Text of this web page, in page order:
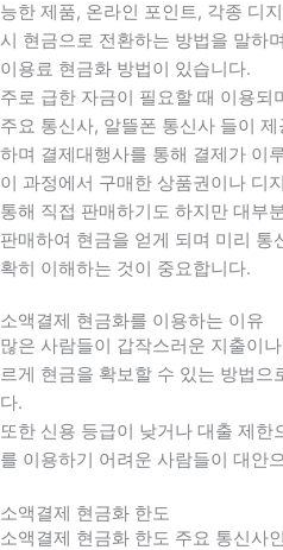
능한 제품, 온라인 포인트, 각종 디
시 현금으로 전환하는 방법을 말하
이용료 현금화 방법이 있습니다.
주로 급한 자금이 필요할 때 이용되
주요 통신사, 알뜰폰 통신사 들이
하며 결제대행사를 통해 결제가 이
이 과정에서 구매한 상품권이나 디
통해 직접 판매하기도 하지만 대부
판매하여 현금을 얻게 되며 미리 통
확히 이해하는 것이 중요합니다.
소액결제 현금화를 이용하는 이유
많은 사람들이 갑작스러운 지출이
르게 현금을 확보할 수 있는 방법으
다.
또한 신용 등급이 낮거나 대출 제한
를 이용하기 어려운 사람들이 대안
소액결제 현금화 한도
소액결제 현금화 한도 주요 통신사